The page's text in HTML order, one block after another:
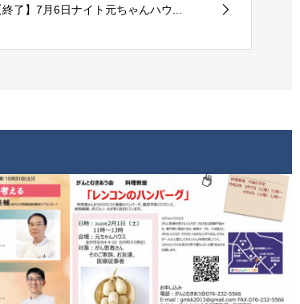
終了】7月6日ナイト元ちゃんハウ...